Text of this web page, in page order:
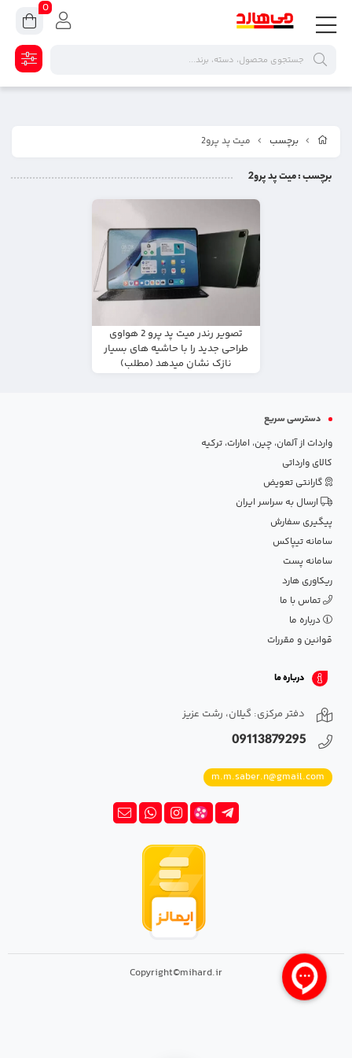
برچسب میت پد پرو2
برچسب: میت پد پرو2
تصویر رندر میت پد پرو 2 هواوی
طراحی جدید را با حاشیه های بسیار
نازک نشان میدهد (مطلب)
دسترسی سریع
واردات از آلمان، چین، امارات، ترکیه
کالای وارداتی
گارانتی تعویض
ارسال به سراسر ایران
پیگیری سفارش
سامانه تیپاکس
سامانه پست
ریکاوری هارد
تماس با ما
درباره ما
قوانین و مقررات
درباره ما
دفتر مرکزی: گیلان، رشت عزیز
09113879295
m.m.saber.n@gmail.com
Copyright©mihard.ir
0